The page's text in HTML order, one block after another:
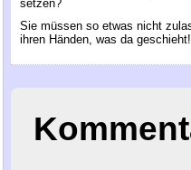
ihren Händen, was da geschieht!